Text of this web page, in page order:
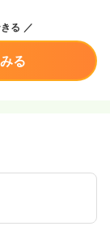
る
る